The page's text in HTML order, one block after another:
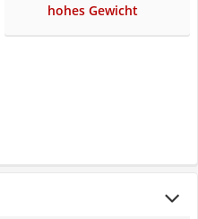
hohes Gewicht